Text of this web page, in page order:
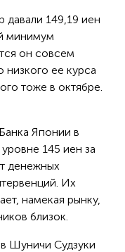
давали 149,19 иен
минимум
он совсем
низкого ее курса
тоже в октябре.
Японии в
145 иен за
денежных
Их
намекая рынку,
близок.
Шуничи Судзуки